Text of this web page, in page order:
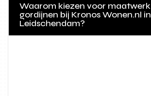
Waarom kiezen voor maatwerk
gordijnen bij Kronos Wonen.nl in
Leidschendam?